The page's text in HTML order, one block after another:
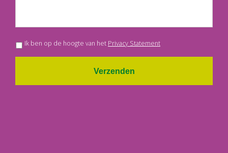
Ik ben op de hoogte van het Privacy Statement
Verzenden